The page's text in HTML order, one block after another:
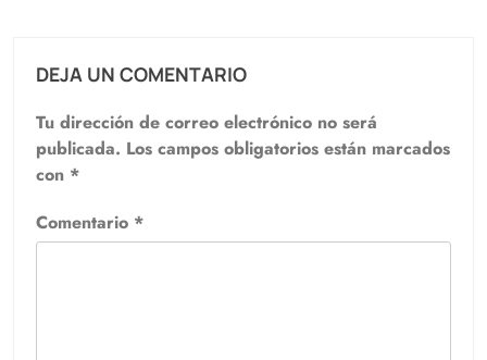
DEJA UN COMENTARIO
Tu dirección de correo electrónico no será
publicada. Los campos obligatorios están marcados
con *
Comentario *